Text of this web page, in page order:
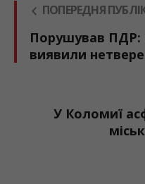
ПОПЕРЕДНЯ
Порушував ПДР:
виявили
У Коломиї